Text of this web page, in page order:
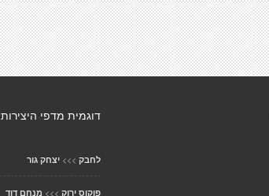
דוגמית מדפי היצירות
לחבק >>> יצחק גור
פוקוס ירוק >>> מנחם דוד